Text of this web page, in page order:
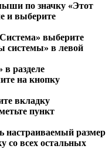
по значку «Этот
и выберите
выберите
системы» в левой
в разделе
на кнопку
вкладку
пункт
настраиваемый размер
со всех остальных